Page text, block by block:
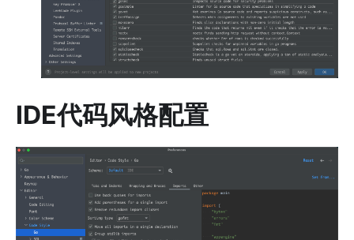
IDE代码风格配置